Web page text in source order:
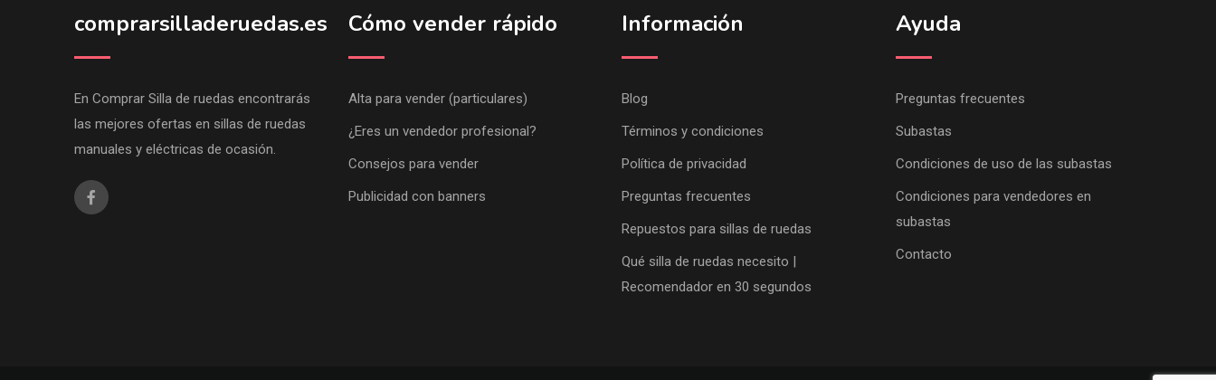
comprarsilladeruedas.es
En Comprar Silla de ruedas encontrarás
las mejores ofertas en sillas de ruedas
manuales y eléctricas de ocasión.
Cómo vender rápido
Alta para vender (particulares)
¿Eres un vendedor profesional?
Consejos para vender
Publicidad con banners
Información
Blog
Términos y condiciones
Política de privacidad
Preguntas frecuentes
Repuestos para sillas de ruedas
Qué silla de ruedas necesito |
Recomendador en 30 segundos
Ayuda
Preguntas frecuentes
Subastas
Condiciones de uso de las subastas
Condiciones para vendedores en
subastas
Contacto